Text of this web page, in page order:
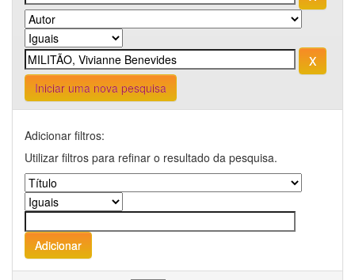
Iniciar uma nova pesquisa
Adicionar filtros:
Utilizar filtros para refinar o resultado da pesquisa.